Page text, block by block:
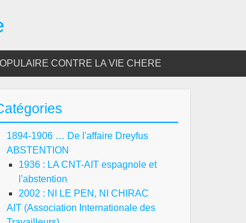
CONTRE LA VIE CHERE
1894-1906 … De l'affaire Dreyfus
ABSTENTION
1936 : LA CNT-AIT espagnole et
l'abstention
2002 : NI LE PEN, NI CHIRAC
AIT (Association Internationale des